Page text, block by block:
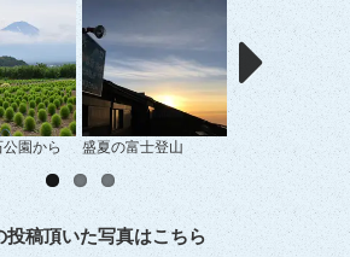
園から 盛夏の富士登山 紺碧の青。
投稿頂いた写真はこちら